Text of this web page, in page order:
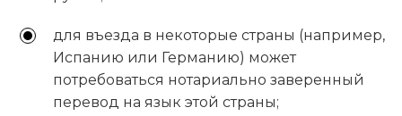
для въезда в некоторые страны (например,
Испанию или Германию) может
потребоваться нотариально заверенный
перевод на язык этой страны;